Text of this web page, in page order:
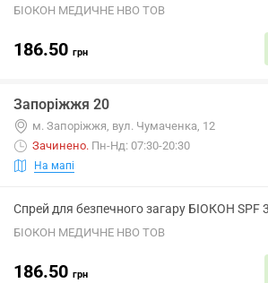
БІОКОН МЕДИЧНЕ НВО ТОВ
186.50 грн
Запоріжжя 20
м. Запоріжжя, вул. Чумаченка, 12
Зачинено. Пн-Нд: 07:30-20:30
На мапі
Спрей для безпечного загару БІОКОН SPF
БІОКОН МЕДИЧНЕ НВО ТОВ
186.50 грн